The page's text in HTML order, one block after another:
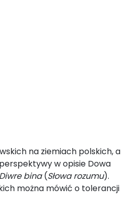
na ziemiach polskich, a
w opisie Dowa
Diwre bina(Słowa rozumu).
można mówić o tolerancji